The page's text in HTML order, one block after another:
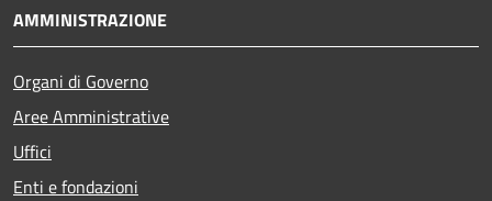
AMMINISTRAZIONE
Organi di Governo
Aree Amministrative
Uffici
Enti e fondazioni